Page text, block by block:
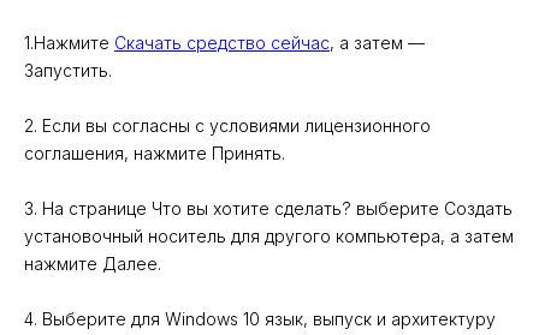
1.Нажмите Скачать средство сейчас, а затем —
Запустить.
2. Если вы согласны с условиями лицензионного
соглашения, нажмите Принять.
3. На странице Что вы хотите сделать? выберите Создать
установочный носитель для другого компьютера, а затем
нажмите Далее.
4. Выберите для Windows 10 язык, выпуск и архитектуру